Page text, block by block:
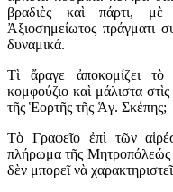
βραδιὲς καὶ πάρτι,
Ἀξιοσημείωτος πράγματι
δυναμικά.
Τὶ ἄραγε ἀποκομίζει τὸ
κομφούζιο καὶ μάλιστα
τῆς Ἑορτῆς τῆς Ἁγ. Σκέπης;
Τὸ Γραφεῖο ἐπὶ τῶν
πλήρωμα τῆς
δὲν μπορεῖ νὰ